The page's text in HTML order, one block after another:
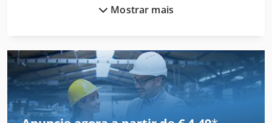
Impressora De Produção
Instalações De Funcionamento
Linha De Produção
Maquina De Curvar Tubos
Mostrar mais